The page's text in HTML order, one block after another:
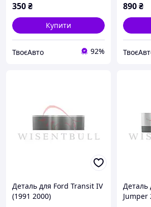
350₴
Купити
ТвоєАвто 92%
890₴
Деталь для Ford Transit IV
(1991 2000)
Деталь
Jumper